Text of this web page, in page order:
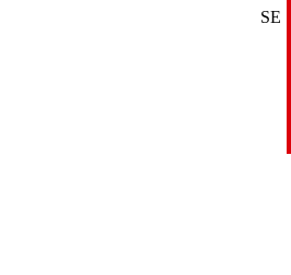
SE